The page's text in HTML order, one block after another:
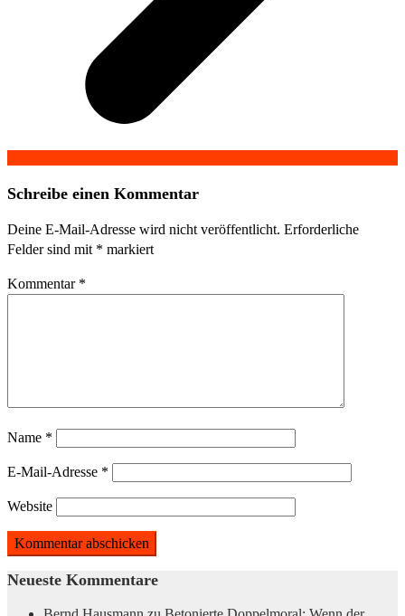
Schreibe einen Kommentar
Deine E-Mail-Adresse wird nicht veröffentlicht. Erforderliche
Felder sind mit * markiert
Kommentar *
Name *
E-Mail-Adresse *
Website
Neueste Kommentare